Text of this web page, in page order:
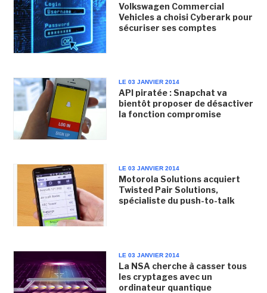
Volkswagen Commercial
Vehicles a choisi Cyberark pour
sécuriser ses comptes
LE 03 JANVIER 2014
API piratée : Snapchat va
bientôt proposer de désactiver
la fonction compromise
LE 03 JANVIER 2014
Motorola Solutions acquiert
Twisted Pair Solutions,
spécialiste du push-to-talk
LE 03 JANVIER 2014
La NSA cherche à casser tous
les cryptages avec un
ordinateur quantique